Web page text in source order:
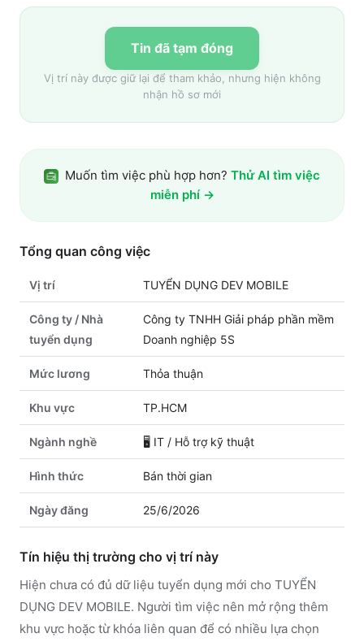
Tin đã tạm đóng
Vị trí này được giữ lại để tham khảo, nhưng hiện không
nhận hồ sơ mới
Muốn tìm việc phù hợp hơn? Thử AI tìm việc
miễn phí →
Tổng quan công việc
Vị trí TUYỂN DỤNG DEV MOBILE
Công ty / Nhà
tuyển dụng
Công ty TNHH Giải pháp phần mềm
Doanh nghiệp 5S
Mức lương Thỏa thuận
Khu vực TP.HCM
Ngành nghề 🖥️ IT / Hỗ trợ kỹ thuật
Hình thức Bán thời gian
Ngày đăng 25/6/2026
Tín hiệu thị trường cho vị trí này
Hiện chưa có đủ dữ liệu tuyển dụng mới cho TUYỂN
DỤNG DEV MOBILE. Người tìm việc nên mở rộng thêm
khu vực hoặc từ khóa liên quan để có nhiều lựa chọn